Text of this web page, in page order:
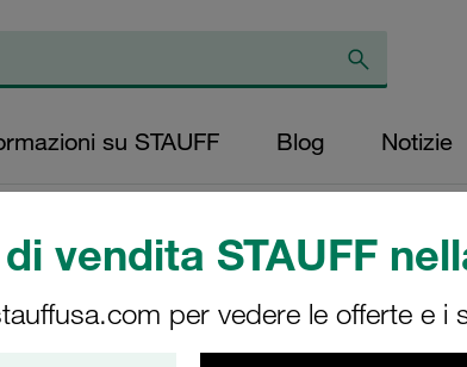
vendita STAUFF
per vedere le offerte e i
su STAUFF Blog Notizie